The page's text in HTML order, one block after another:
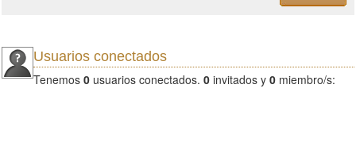
Usuarios conectados
Tenemos 0 usuarios conectados. 0 invitados y 0 miembro/s: